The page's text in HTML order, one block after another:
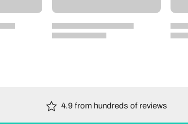
4.9 from hundreds of reviews